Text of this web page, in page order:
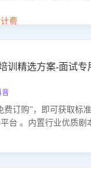
提升售后效率。
费
训精选方案-面试
费订购”，即可获取标
台 。内置行业优质剧
企业快速启动智能客服